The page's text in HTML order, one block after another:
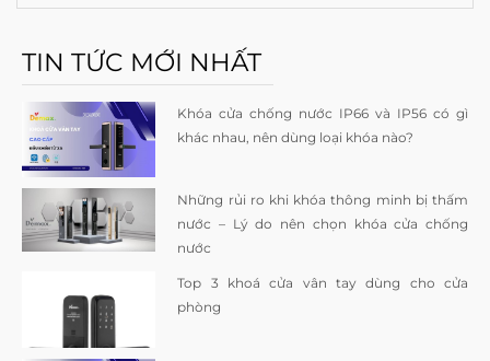
TIN TỨC MỚI NHẤT
Khóa cửa chống nước IP66 và IP56 có gì
khác nhau, nên dùng loại khóa nào?
Những rủi ro khi khóa thông minh bị thấm
nước – Lý do nên chọn khóa cửa chống
nước
Top 3 khoá cửa vân tay dùng cho cửa
phòng